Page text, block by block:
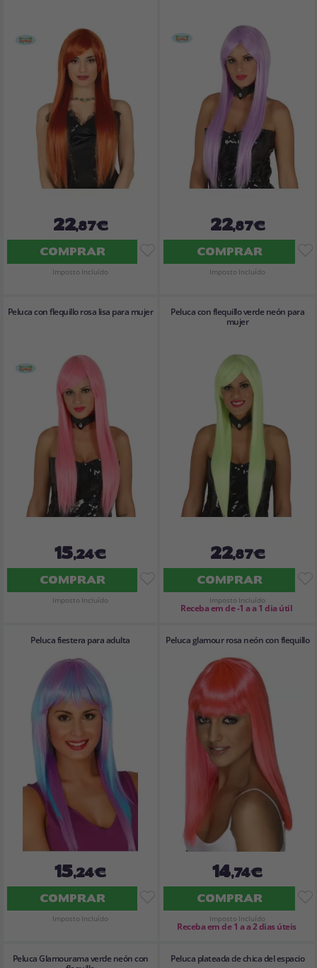
22,87€
COMPRAR
Imposto Incluído
22,87€
COMPRAR
Imposto Incluído
Peluca con flequillo rosa lisa para mujer
15,24€
COMPRAR
Imposto Incluído
Peluca con flequillo verde neón para
mujer
22,87€
COMPRAR
Imposto Incluído
Receba em de -1 a a 1 dia útil
Peluca fiestera para adulta
15,24€
COMPRAR
Imposto Incluído
Peluca glamour rosa neón con flequillo
14,74€
COMPRAR
Imposto Incluído
Receba em de 1 a a 2 dias úteis
Peluca Glamourama verde neón con
Peluca plateada de chica del espacio